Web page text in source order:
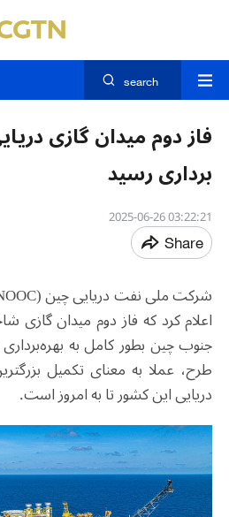
search
فاز دوم میدان گازی
برداری رسید
03:22:21 2025-06-26
Share
اعلام کرد که فاز دوم میدان
جنوب چین بطور کامل به
طرح، عملا به معنای تکمیل
دریایی این کشور تا به امروز است.